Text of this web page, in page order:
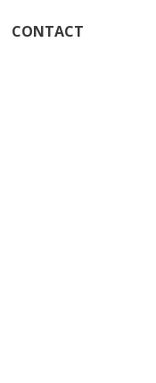
CONTACT